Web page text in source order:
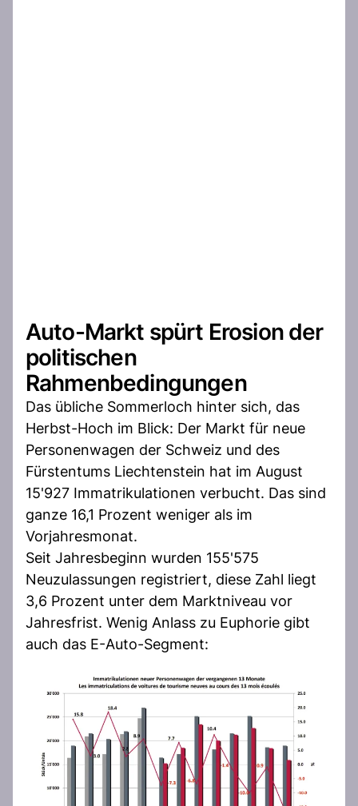
Auto-Markt spürt Erosion der
politischen
Rahmenbedingungen
Das übliche Sommerloch hinter sich, das
Herbst-Hoch im Blick: Der Markt für neue
Personenwagen der Schweiz und des
Fürstentums Liechtenstein hat im August
15'927 Immatrikulationen verbucht. Das sind
ganze 16,1 Prozent weniger als im
Vorjahresmonat.
Seit Jahresbeginn wurden 155'575
Neuzulassungen registriert, diese Zahl liegt
3,6 Prozent unter dem Marktniveau vor
Jahresfrist. Wenig Anlass zu Euphorie gibt
auch das E-Auto-Segment: